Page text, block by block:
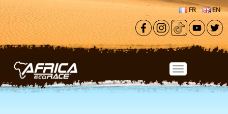
Aller au contenu principal
FR EN